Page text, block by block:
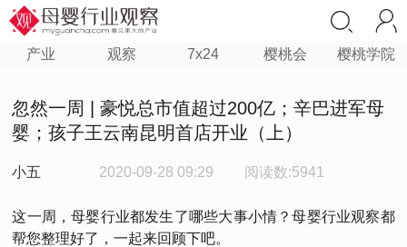
产业 观察 7x24 樱桃会 樱桃学院
忽然一周 | 豪悦总市值超过200亿；辛巴进军母
婴；孩子王云南昆明首店开业（上）
小五 2020-09-28 09:29 阅读数:5941
这一周，母婴行业都发生了哪些大事小情？母婴行业观察都
帮您整理好了，一起来回顾下吧。